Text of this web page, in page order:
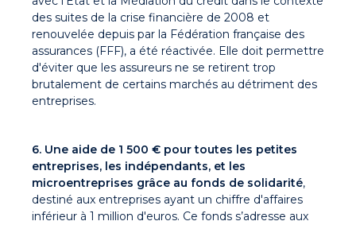
des suites de la crise financière de 2008 et
renouvelée depuis par la Fédération française des
assurances (FFF), a été réactivée. Elle doit permettre
d'éviter que les assureurs ne se retirent trop
brutalement de certains marchés au détriment des
entreprises.
6. Une aide de 1 500 € pour toutes les petites
entreprises, les indépendants, et les
microentreprises grâce au fonds de solidarité,
destiné aux entreprises ayant un chiffre d'affaires
inférieur à 1 million d'euros. Ce fonds s’adresse aux